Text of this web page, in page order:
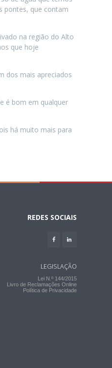
pontes, que contam
na região do Alto
que hoje
dos mais apreciados
é bom em qualquer
há muito mais para
REDES SOCIAIS
LEGISLAÇÃO
Lei N.º 144/2015
Livro de Reclamações Online
Política de Privacidade